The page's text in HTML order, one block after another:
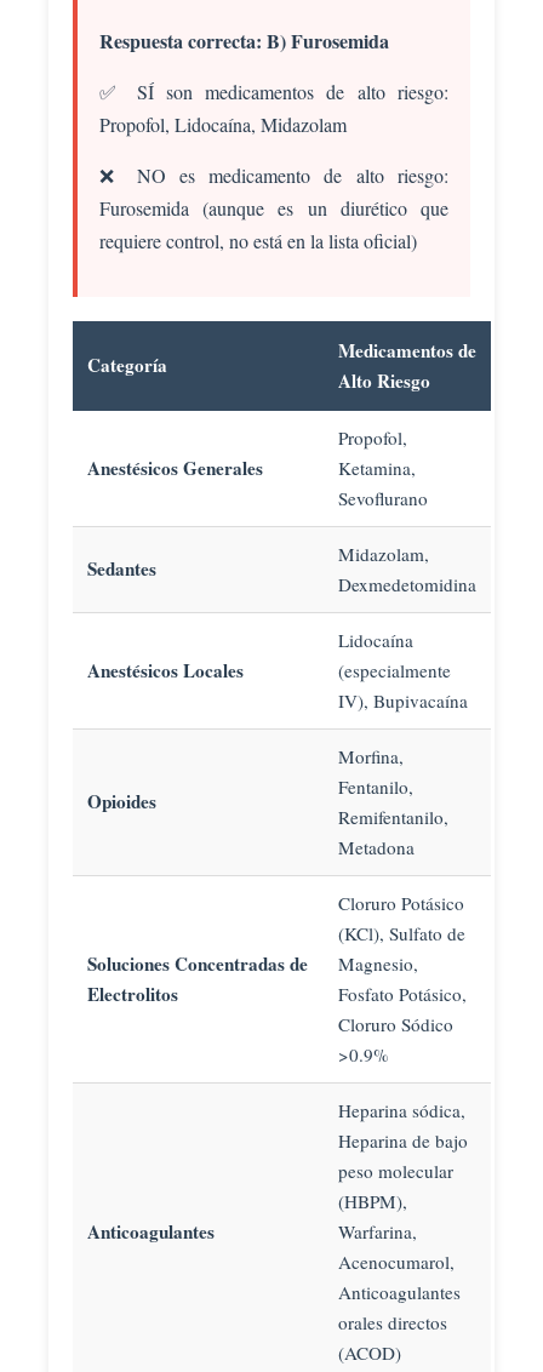
Respuesta correcta: B) Furosemida
✅ SÍ son medicamentos de alto riesgo:
Propofol, Lidocaína, Midazolam
❌ NO es medicamento de alto riesgo:
Furosemida (aunque es un diurético que
requiere control, no está en la lista oficial)
Categoría
Medicamentos de
Alto Riesgo
Anestésicos Generales
Propofol,
Ketamina,
Sevoflurano
Sedantes
Midazolam,
Dexmedetomidina
Anestésicos Locales
Lidocaína
(especialmente
IV), Bupivacaína
Opioides
Morfina,
Fentanilo,
Remifentanilo,
Metadona
Soluciones Concentradas de
Electrolitos
Cloruro Potásico
(KCl), Sulfato de
Magnesio,
Fosfato Potásico,
Cloruro Sódico
>0.9%
Anticoagulantes
Heparina sódica,
Heparina de bajo
peso molecular
(HBPM),
Warfarina,
Acenocumarol,
Anticoagulantes
orales directos
(ACOD)